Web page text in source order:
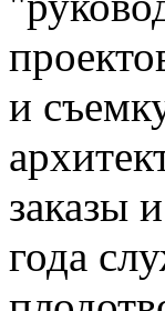
и
заказы
года